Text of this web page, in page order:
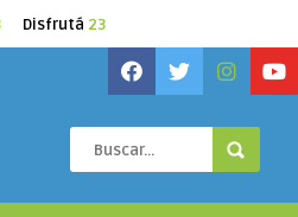
Disfrutá 23